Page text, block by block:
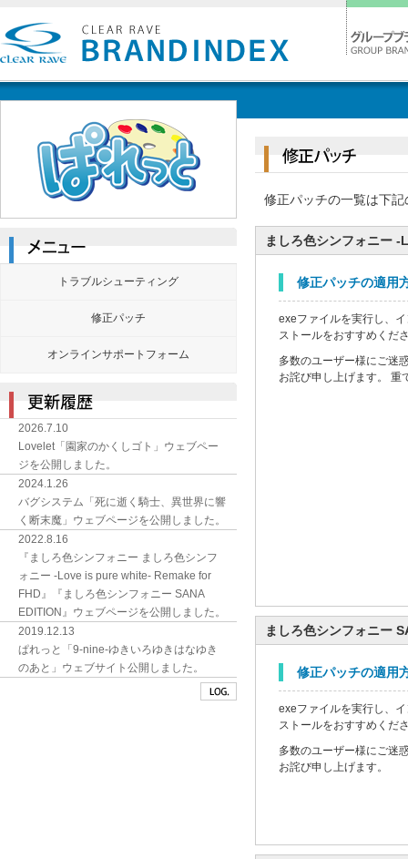
トラブルシューティング
修正パッチ
オンラインサポートフォーム
2026.7.10
Lovelet「園家のかくしゴト」ウェブペー
ジを公開しました。
2024.1.26
バグシステム「死に逝く騎士、異世界に響
く断末魔」ウェブページを公開しました。
2022.8.16
『ましろ色シンフォニー ましろ色シンフ
ォニー -Love is pure white- Remake for
FHD』『ましろ色シンフォニー SANA
EDITION』ウェブページを公開しました。
2019.12.13
ぱれっと「9-nine-ゆきいろゆきはなゆき
のあと」ウェブサイト公開しました。
修正パッチの一覧は下
ましろ色シンフォニー
修正パッチの適用
exeファイルを実行し、
ストールをおすすめくだ
多数のユーザー様にご迷
お詫び申し上げます。 重
ましろ色シンフォニー
修正パッチの適用
exeファイルを実行し、
ストールをおすすめくだ
多数のユーザー様にご迷
お詫び申し上げます。